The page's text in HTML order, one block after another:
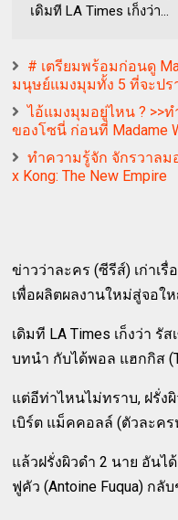
เดิมที LA Times เก็งว่า...
# เตรียมพร้อมก่อนดู
มนุษย์แมงมุมทั้ง 5 ที่จะปร
ไอ้แมงมุมอยู่ไหน ? >>
ของโซนี่ ก่อนที่ Madame
ทำความรู้จัก จักรวาลม
x Kong: The New Empire
ข่าวว่าละคร (ซีรีส์) เก่าเ
เพื่อผลิตผลงานใหม่สู่จอใ
เดิมที LA Times เก็งว่า รั
บทนำ กับได้พอล แฮกกิส
แต่อีท่าไหนไม่ทราบ, ฝรั่ง
เบิร์ต แม็คคอลล์ (ตัวละค
แล้วฝรั่งผิวดำ 2 นาย อันไ
ฟูคัว (Antoine Fuqua) กลั